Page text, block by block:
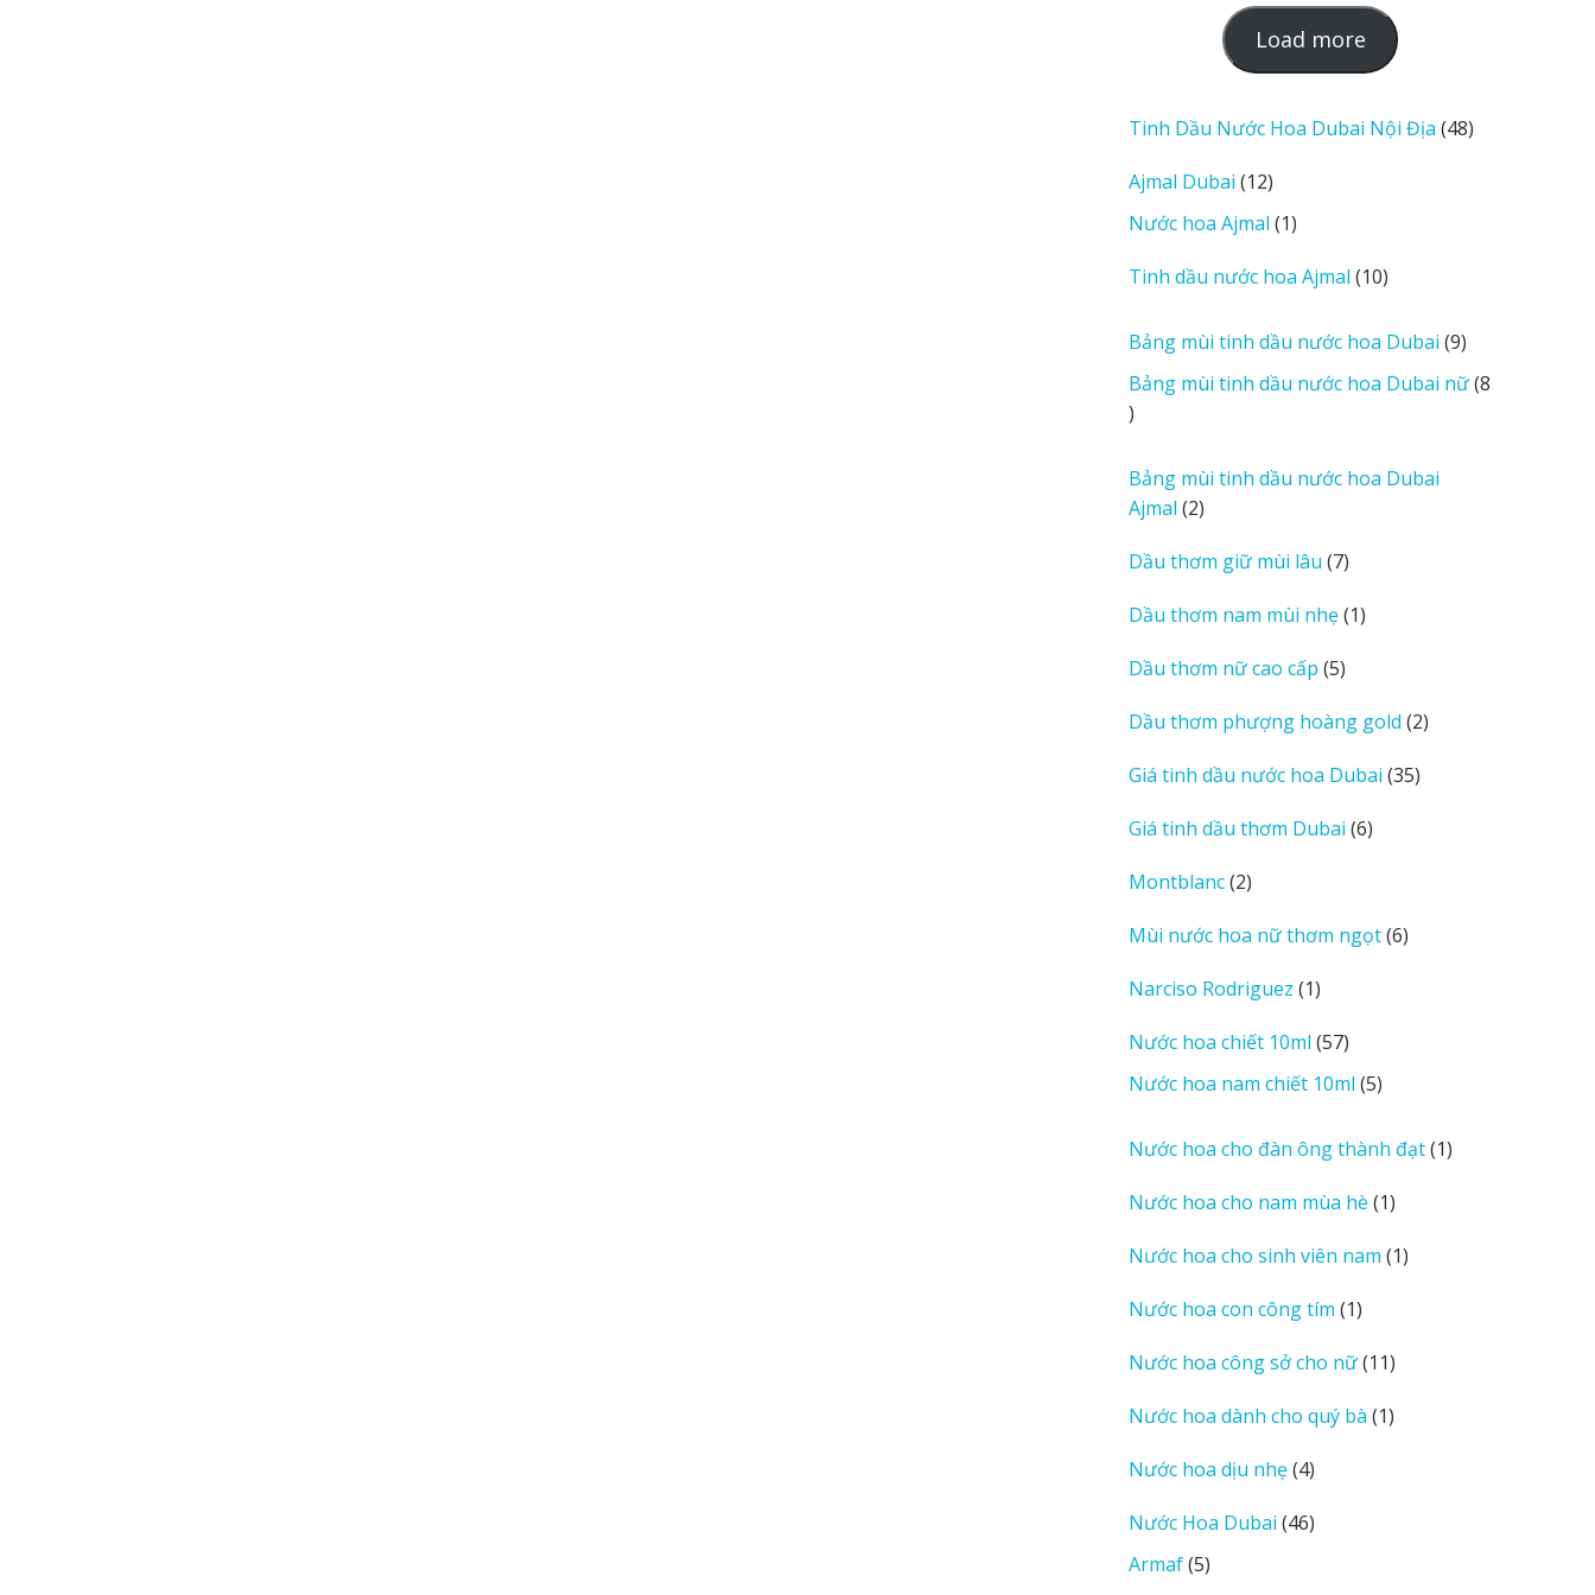
Load moreL
o
d
r
v
e
Tinh Dầu Nước Hoa Dubai Nội Địa 4848
Ajmal Dubai 1212
sản
phẩm
Nước hoa Ajmal 11
phẩm
Tinh dầu nước hoa Ajmal 1010
phẩm
Bảng mùi tinh dầu nước hoa Dubai 99
sản
phẩm
Bảng mùi tinh dầu nước hoa Dubai nữ 8
8
phẩm
Bảng mùi tinh dầu nước hoa Dubai
Ajmal 22
phẩm
Dầu thơm giữ mùi lâu 77
phẩm
Dầu thơm nam mùi nhẹ 11
Dầu thơm nữ cao cấp 55
phẩm
Dầu thơm phượng hoàng gold 22
Giá tinh dầu nước hoa Dubai 3535
Giá tinh dầu thơm Dubai 66
Montblanc 22
phẩm
Mùi nước hoa nữ thơm ngọt 66
Narciso Rodriguez 11
phẩm
Nước hoa chiết 10ml 5757
sản
phẩm
Nước hoa nam chiết 10ml 55
phẩm
Nước hoa cho đàn ông thành đạt 11
Nước hoa cho nam mùa hè 11
phẩm
Nước hoa cho sinh viên nam 11
Nước hoa con công tím 11
phẩm
Nước hoa công sở cho nữ 1111
phẩm
Nước hoa dành cho quý bà 11
Nước hoa dịu nhẹ 44
phẩm
Nước Hoa Dubai 4646
Armaf 55